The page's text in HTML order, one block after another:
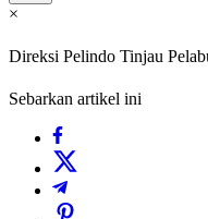
×
Direksi Pelindo Tinjau
Sebarkan artikel ini